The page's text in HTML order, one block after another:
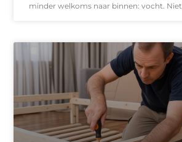
minder welkoms naar binnen: vocht. Niet